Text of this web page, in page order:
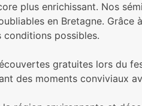
plus enrichissant. Nos
en Bretagne. Grâce
conditions possibles.
gratuites lors du
des moments conviviaux